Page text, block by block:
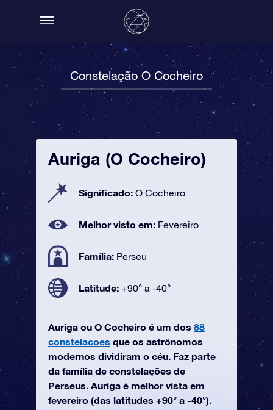
Constelação O Cocheiro
Auriga (O Cocheiro)
Significado: O Cocheiro
Melhor visto em: Fevereiro
Família: Perseu
Latitude: +90° a -40°
Auriga ou O Cocheiro é um dos 88
constelacoes que os astrônomos
modernos dividiram o céu. Faz parte
da família de constelações de
Perseus. Auriga é melhor vista em
fevereiro (das latitudes +90° a -40°).